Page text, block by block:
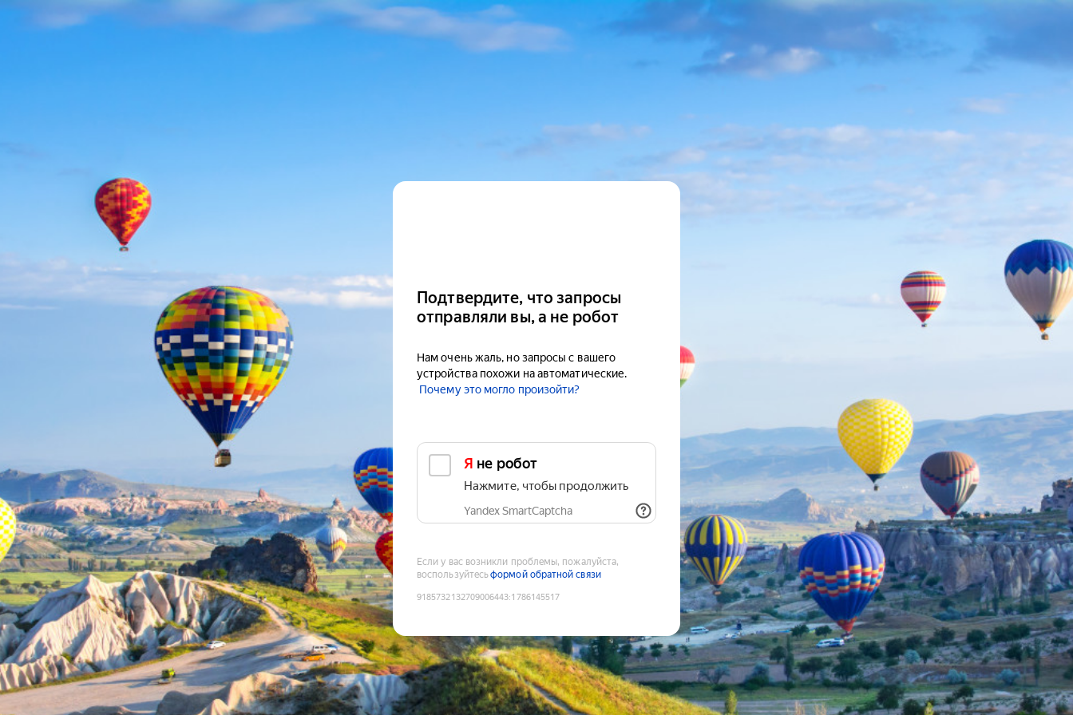
Подтвердите, что запросы
отправляли вы, а не робот
Нам очень жаль, но запросы с вашего
устройства похожи на автоматические.
Почему это могло произойти?
Я не робот
Нажмите, чтобы продолжить
Yandex SmartCaptcha
Если у вас возникли проблемы, пожалуйста,
воспользуйтесьформой обратной связи
9185732132709006443:1786145517